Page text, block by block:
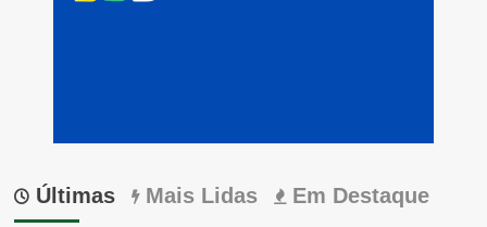
Últimas Mais Lidas Em Destaque